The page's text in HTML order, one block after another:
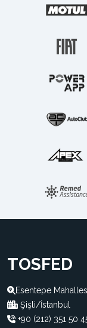
TOSFED
Esentepe
Şişli/İstanbul
+90 (212) 351 50